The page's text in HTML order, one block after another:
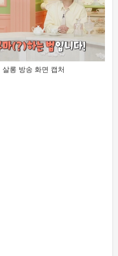
롱 방송 화면 캡처